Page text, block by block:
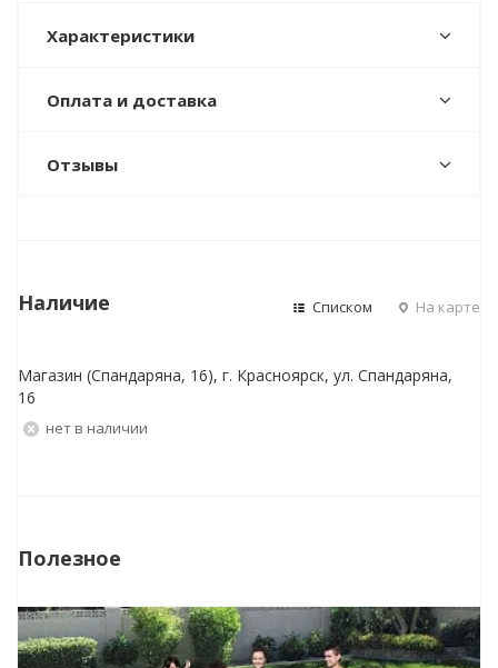
Характеристики
Оплата и доставка
Отзывы
Наличие Списком На карте
Магазин (Спандаряна, 16), г. Красноярск, ул. Спандаряна,
16
Нет в наличии
Полезное